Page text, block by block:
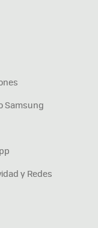
Samsung
y Redes